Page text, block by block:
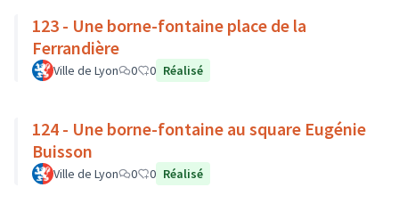
123 - Une borne-fontaine place de la
Ferrandière
Ville de Lyon 0 0 Réalisé
124 - Une borne-fontaine au square Eugénie
Buisson
Ville de Lyon 0 0 Réalisé